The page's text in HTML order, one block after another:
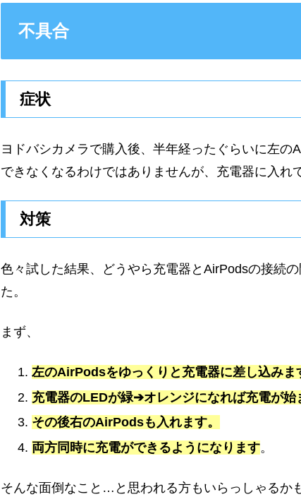
不具合
症状
ヨドバシカメラで購入後、半年経ったぐらいに左
できなくなるわけではありませんが、充電器に入れ
対策
色々試した結果、どうやら充電器とAirPodsの接続
た。
まず、
左のAirPodsをゆっくりと充電器に差し込みま
充電器のLEDが緑➔オレンジになれば充電が始
その後右のAirPodsも入れます。
両方同時に充電ができるようになります。
そんな面倒なこと…と思われる方もいらっしゃるか